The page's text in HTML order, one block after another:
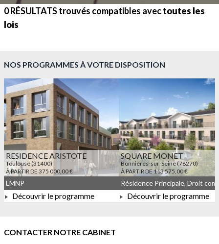
0 RÉSULTATStrouvés compatibles avectoutes les
lois
NOS PROGRAMMES À VOTRE DISPOSITION
RESIDENCE ARISTOTE
Toulouse (31400)
À PARTIR DE 375 000,00 €
À PARTIR DE 375 000,00 €
LMNP
Découvrir le programme
SQUARE MONET
Bonnières-sur-Seine (78270)
À PARTIR DE 113 575,00 €
Découvrir le programme
CONTACTER NOTRE CABINET